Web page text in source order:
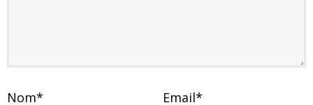
Nom* Email*